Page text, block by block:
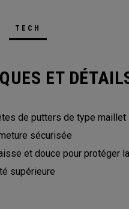
TECH
ET
de putters de type maillet
sécurisée
et douce pour protéger
supérieure